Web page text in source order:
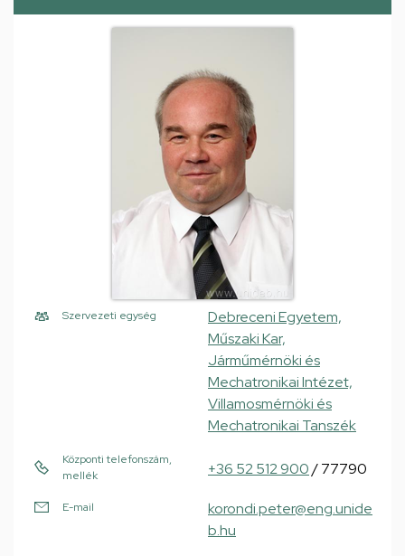
Szervezeti egység
Debreceni Egyetem,
Műszaki Kar,
Járműmérnöki és
Mechatronikai Intézet,
Villamosmérnöki és
Mechatronikai Tanszék
Központi telefonszám,
mellék
+36 52 512 900/ 77790
E-mail
korondi.peter@eng.unide
b.hu